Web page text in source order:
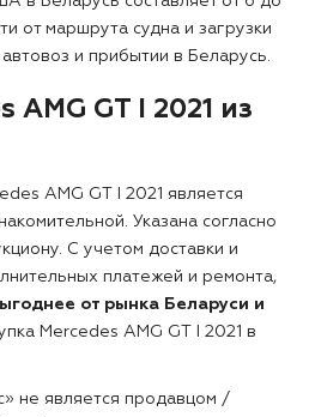
от маршрута судна и загрузки
и прибытии в Беларусь.
AMG GT I 2021 из
AMG GT I 2021 является
Указана согласно
С учетом доставки и
платежей и ремонта,
от рынка Беларуси и
Mercedes AMG GT I 2021 в
не является продавцом /